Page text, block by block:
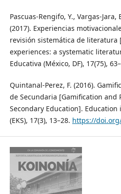
Pascuas-Rengifo, Y., Vargas-Jara,
(2017). Experiencias
revisión sistemática de literatura
experiences: a systematic
Educativa (México, DF), 17(75),
Quintanal-Perez, F. (2016).
de Secundaria [Gamification and
Secondary Education].
(EKS), 17(3), 13–28. https://